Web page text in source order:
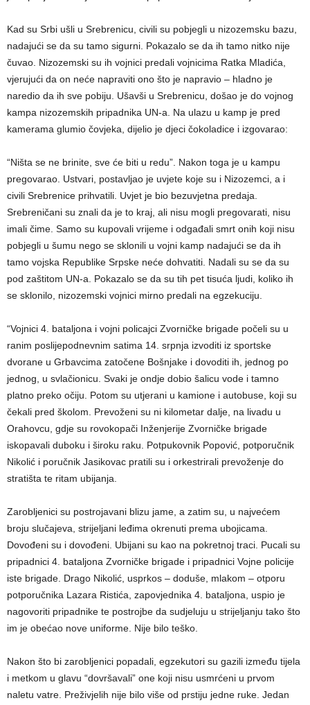
Kad su Srbi ušli u Srebrenicu, civili su pobjegli u nizozemsku bazu,
nadajući se da su tamo sigurni. Pokazalo se da ih tamo nitko nije
čuvao. Nizozemski su ih vojnici predali vojnicima Ratka Mladića,
vjerujući da on neće napraviti ono što je napravio – hladno je
naredio da ih sve pobiju. Ušavši u Srebrenicu, došao je do vojnog
kampa nizozemskih pripadnika UN-a. Na ulazu u kamp je pred
kamerama glumio čovjeka, dijelio je djeci čokoladice i izgovarao:
“Ništa se ne brinite, sve će biti u redu”. Nakon toga je u kampu
pregovarao. Ustvari, postavljao je uvjete koje su i Nizozemci, a i
civili Srebrenice prihvatili. Uvjet je bio bezuvjetna predaja.
Srebreničani su znali da je to kraj, ali nisu mogli pregovarati, nisu
imali čime. Samo su kupovali vrijeme i odgađali smrt onih koji nisu
pobjegli u šumu nego se sklonili u vojni kamp nadajući se da ih
tamo vojska Republike Srpske neće dohvatiti. Nadali su se da su
pod zaštitom UN-a. Pokazalo se da su tih pet tisuća ljudi, koliko ih
se sklonilo, nizozemski vojnici mirno predali na egzekuciju.
“Vojnici 4. bataljona i vojni policajci Zvorničke brigade počeli su u
ranim poslijepodnevnim satima 14. srpnja izvoditi iz sportske
dvorane u Grbavcima zatočene Bošnjake i dovoditi ih, jednog po
jednog, u svlačionicu. Svaki je ondje dobio šalicu vode i tamno
platno preko očiju. Potom su utjerani u kamione i autobuse, koji su
čekali pred školom. Prevoženi su ni kilometar dalje, na livadu u
Orahovcu, gdje su rovokopači Inženjerije Zvorničke brigade
iskopavali duboku i široku raku. Potpukovnik Popović, potporučnik
Nikolić i poručnik Jasikovac pratili su i orkestrirali prevoženje do
stratišta te ritam ubijanja.
Zarobljenici su postrojavani blizu jame, a zatim su, u najvećem
broju slučajeva, strijeljani leđima okrenuti prema ubojicama.
Dovođeni su i dovođeni. Ubijani su kao na pokretnoj traci. Pucali su
pripadnici 4. bataljona Zvorničke brigade i pripadnici Vojne policije
iste brigade. Drago Nikolić, usprkos – doduše, mlakom – otporu
potporučnika Lazara Ristića, zapovjednika 4. bataljona, uspio je
nagovoriti pripadnike te postrojbe da sudjeluju u strijeljanju tako što
im je obećao nove uniforme. Nije bilo teško.
Nakon što bi zarobljenici popadali, egzekutori su gazili između tijela
i metkom u glavu “dovršavali” one koji nisu usmrćeni u prvom
naletu vatre. Preživjelih nije bilo više od prstiju jedne ruke. Jedan